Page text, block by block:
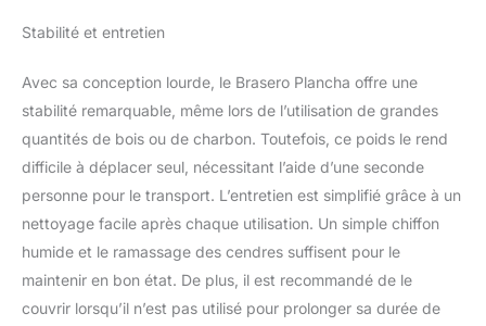
Stabilité et entretien
Avec sa conception lourde, le Brasero Plancha offre une
stabilité remarquable, même lors de l’utilisation de grandes
quantités de bois ou de charbon. Toutefois, ce poids le rend
difficile à déplacer seul, nécessitant l’aide d’une seconde
personne pour le transport. L’entretien est simplifié grâce à un
nettoyage facile après chaque utilisation. Un simple chiffon
humide et le ramassage des cendres suffisent pour le
maintenir en bon état. De plus, il est recommandé de le
couvrir lorsqu’il n’est pas utilisé pour prolonger sa durée de